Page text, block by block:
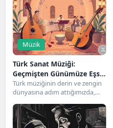
Müzik
Türk Sanat Müziği:
Geçmişten Günümüze Eşsiz
Bir Yolculuk
Türk müziğinin derin ve zengin
dünyasına adım attığımızda,
özgün türlerden...